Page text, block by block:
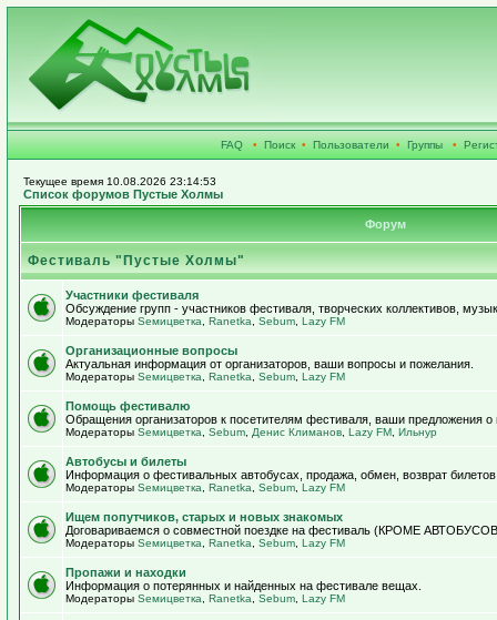
FAQ • Поиск • Пользователи • Группы •
Текущее время 10.08.2026 23:14:53
Список форумов Пустые Холмы
Форум
Фестиваль "Пустые Холмы"
Участники фестиваля
Обсуждение групп - участников фестиваля, творческих коллективов,
Модераторы Sемицветка Ranetka Sebum Lazy FM
Организационные вопросы
Актуальная информация от организаторов, ваши вопросы и пожелания.
Модераторы Sемицветка Ranetka Sebum Lazy FM
Помощь фестивалю
Обращения организаторов к посетителям фестиваля, ваши предложения
Модераторы Sемицветка Sebum Денис Климанов Lazy FM Ильнур
Автобусы и билеты
Информация о фестивальных автобусах, продажа, обмен, возврат
Модераторы Sемицветка Ranetka Sebum Lazy FM
Ищем попутчиков, старых и новых знакомых
Договариваемся о совместной поездке на фестиваль (КРОМЕ
Модераторы Sемицветка Ranetka Sebum Lazy FM
Пропажи и находки
Информация о потерянных и найденных на фестивале вещах.
Модераторы Sемицветка Ranetka Sebum Lazy FM